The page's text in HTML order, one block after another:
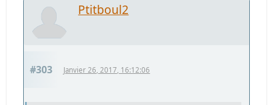
Ptitboul2
#303 Janvier 26, 2017, 16:12:06